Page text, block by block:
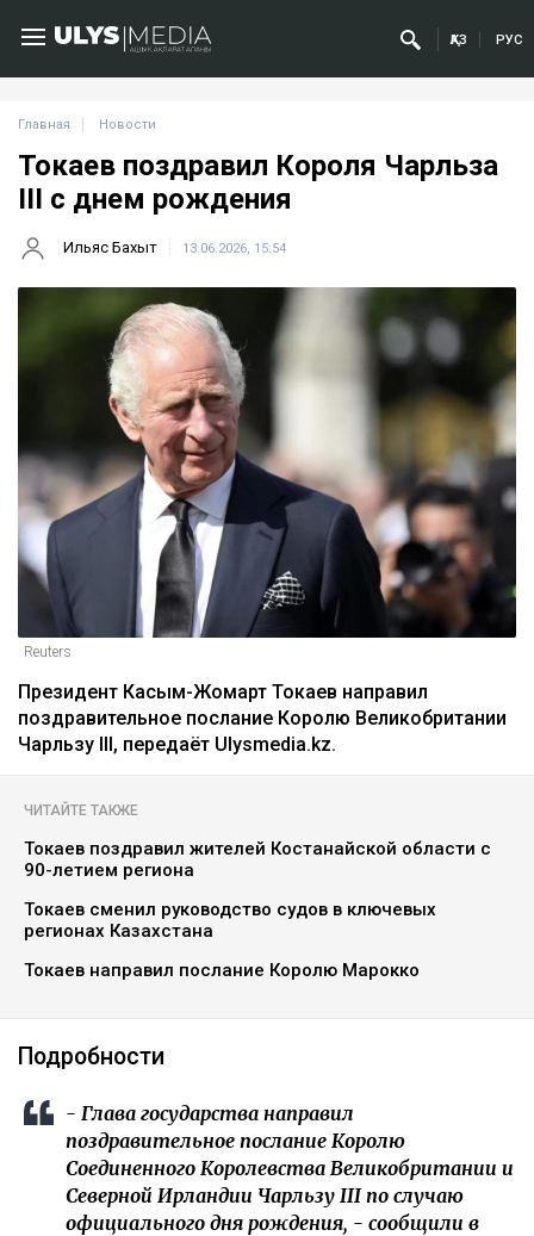
ҚАЗ РУС
Главная Новости
Токаев поздравил Короля Чарльза
III с днем рождения
Ильяс Бахыт 13.06.2026, 15:54
Reuters
Президент Касым-Жомарт Токаев направил
поздравительное послание Королю Великобритании
Чарльзу III, передаёт Ulysmedia.kz.
ЧИТАЙТЕ ТАКЖЕ
Токаев поздравил жителей Костанайской области с
90-летием региона
Токаев сменил руководство судов в ключевых
регионах Казахстана
Токаев направил послание Королю Марокко
Подробности
- Глава государства направил
поздравительное послание Королю
Соединенного Королевства Великобритании и
Северной Ирландии Чарльзу III по случаю
официального дня рождения, - сообщили в